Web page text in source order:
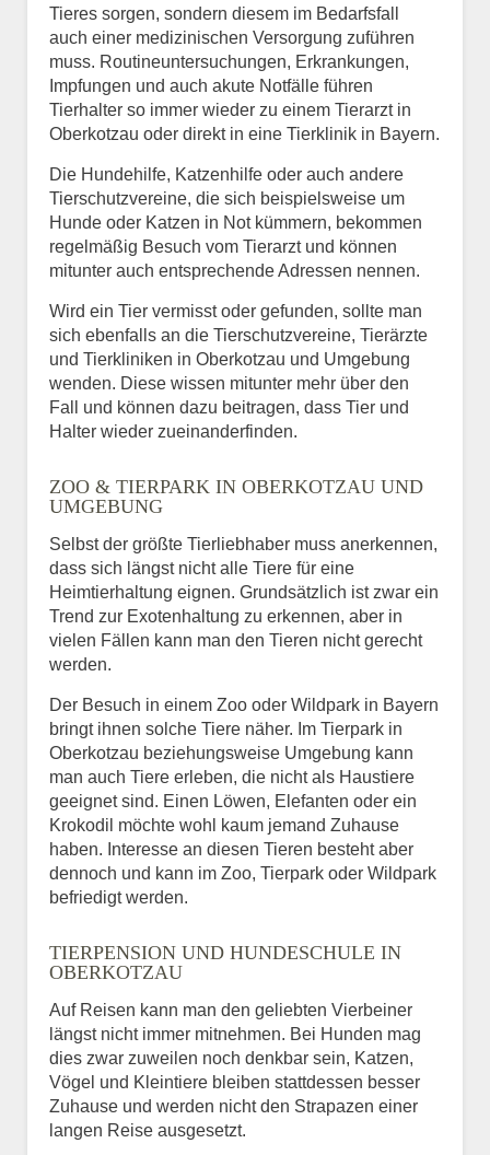
Tieres sorgen, sondern diesem im Bedarfsfall
auch einer medizinischen Versorgung zuführen
muss. Routineuntersuchungen, Erkrankungen,
Impfungen und auch akute Notfälle führen
Tierhalter so immer wieder zu einem Tierarzt in
Oberkotzau oder direkt in eine Tierklinik in Bayern.
Die Hundehilfe, Katzenhilfe oder auch andere
Tierschutzvereine, die sich beispielsweise um
Hunde oder Katzen in Not kümmern, bekommen
regelmäßig Besuch vom Tierarzt und können
mitunter auch entsprechende Adressen nennen.
Wird ein Tier vermisst oder gefunden, sollte man
sich ebenfalls an die Tierschutzvereine, Tierärzte
und Tierkliniken in Oberkotzau und Umgebung
wenden. Diese wissen mitunter mehr über den
Fall und können dazu beitragen, dass Tier und
Halter wieder zueinanderfinden.
ZOO & TIERPARK IN OBERKOTZAU UND
UMGEBUNG
Selbst der größte Tierliebhaber muss anerkennen,
dass sich längst nicht alle Tiere für eine
Heimtierhaltung eignen. Grundsätzlich ist zwar ein
Trend zur Exotenhaltung zu erkennen, aber in
vielen Fällen kann man den Tieren nicht gerecht
werden.
Der Besuch in einem Zoo oder Wildpark in Bayern
bringt ihnen solche Tiere näher. Im Tierpark in
Oberkotzau beziehungsweise Umgebung kann
man auch Tiere erleben, die nicht als Haustiere
geeignet sind. Einen Löwen, Elefanten oder ein
Krokodil möchte wohl kaum jemand Zuhause
haben. Interesse an diesen Tieren besteht aber
dennoch und kann im Zoo, Tierpark oder Wildpark
befriedigt werden.
TIERPENSION UND HUNDESCHULE IN
OBERKOTZAU
Auf Reisen kann man den geliebten Vierbeiner
längst nicht immer mitnehmen. Bei Hunden mag
dies zwar zuweilen noch denkbar sein, Katzen,
Vögel und Kleintiere bleiben stattdessen besser
Zuhause und werden nicht den Strapazen einer
langen Reise ausgesetzt.